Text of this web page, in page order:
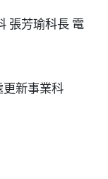
張芳瑜科長 電
更新事業科